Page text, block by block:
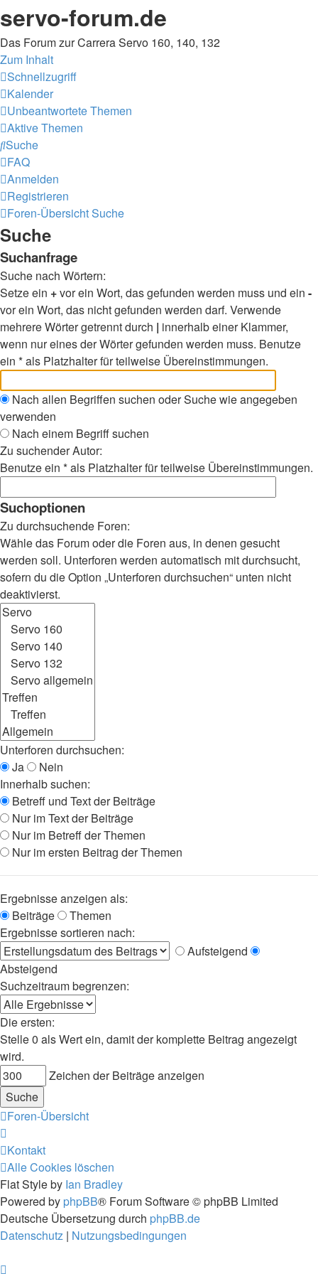
servo-forum.de
Das Forum zur Carrera Servo 160, 140, 132
Zum Inhalt
Schnellzugriff
Kalender
Unbeantwortete Themen
Aktive Themen
Suche
FAQ
Anmelden
Registrieren
Foren-ÜbersichtSuche
Suche
Suchanfrage
Suche nach Wörtern:
Setze ein +vor ein Wort, das gefunden werden muss und ein -
vor ein Wort, das nicht gefunden werden darf. Verwende
mehrere Wörter getrennt durch | innerhalb einer Klammer,
wenn nur eines der Wörter gefunden werden muss. Benutze
ein * als Platzhalter für teilweise Übereinstimmungen.
Nach allen Begriffen suchen oder Suche wie angegeben
verwenden
Nach einem Begriff suchen
Zu suchender Autor:
Benutze ein * als Platzhalter für teilweise Übereinstimmungen.
Suchoptionen
Zu durchsuchende Foren:
Wähle das Forum oder die Foren aus, in denen gesucht
werden soll. Unterforen werden automatisch mit durchsucht,
sofern du die Option „Unterforen durchsuchen“ unten nicht
deaktivierst.
Unterforen durchsuchen:
Ja
Nein
Innerhalb suchen:
Betreff und Text der Beiträge
Nur im Text der Beiträge
Nur im Betreff der Themen
Nur im ersten Beitrag der Themen
Ergebnisse anzeigen als:
Beiträge
Themen
Ergebnisse sortieren nach:
Aufsteigend
Absteigend
Suchzeitraum begrenzen:
Die ersten:
Stelle 0 als Wert ein, damit der komplette Beitrag angezeigt
wird.
Zeichen der Beiträge anzeigen
Foren-Übersicht
Kontakt
Alle Cookies löschen
Flat Style by Ian Bradley
Powered by phpBB® Forum Software © phpBB Limited
Deutsche Übersetzung durch phpBB.de
Datenschutz | Nutzungsbedingungen